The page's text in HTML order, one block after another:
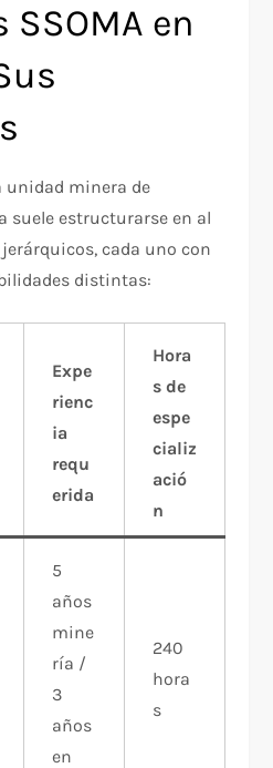
SSOMA en
unidad minera de
suele estructurarse en al
cada uno con
distintas:
Expe
rienc
ia
requ
erida
Hora
s de
espe
cializ
ació
n
5
años
mine
ría /
3
años
en
240
hora
s